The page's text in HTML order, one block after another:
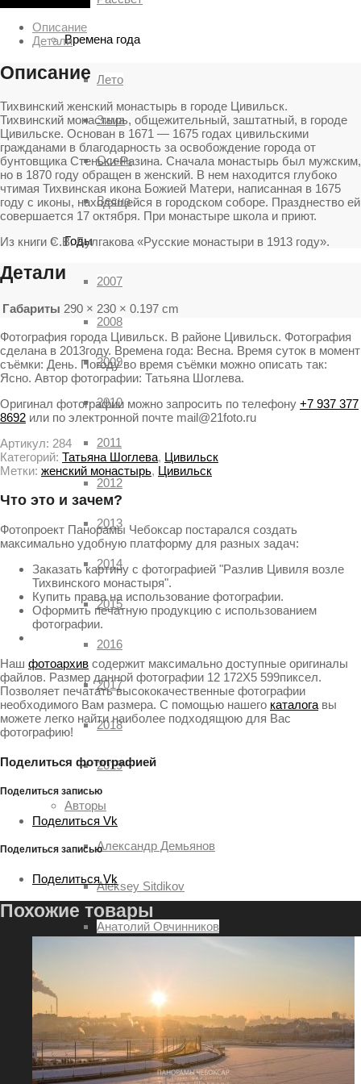
Времена года
Лето
Зима
Осень
Весна
Годы
2007
2008
2009
2010
2011
2012
2013
2014
2015
2016
2017
2018
2019
Авторы
Александр Демьянов
Aleksey Sitdikov
Анатолий Овчинников
Илья Степанов
Павел Ртищев
Описание
Детали
Описание
Тихвинский женский монастырь в городе Цивильск.
Тихвинский монастырь, общежительный, заштатный, в городе
Цивильске. Основан в 1671 — 1675 годах цивильскими
гражданами в благодарность за освобождение города от
бунтовщика Стеньки-Разина. Сначала монастырь был мужским,
но в 1870 году обращен в женский. В нем находится глубоко
чтимая Тихвинская икона Божией Матери, написанная в 1675
году с иконы, находящейся в городском соборе. Празднество ей
совершается 17 октября. При монастыре школа и приют.
Из книги С.В. Булгакова «Русские монастыри в 1913 году».
Детали
Габариты 290 × 230 × 0.197 cm
Фотография города Цивильск. В районе Цивильск. Фотография
сделана в 2013году. Времена года: Весна. Время суток в момент
съёмки: День. Погоду во время съёмки можно описать так:
Ясно. Автор фотографии: Татьяна Шоглева.
Оригинал фотографии можно запросить по телефону +7 937 377
8692 или по электронной почте mail@21foto.ru
Артикул: 284
Категорий: Татьяна Шоглева, Цивильск
Метки: женский монастырь, Цивильск
Что это и зачем?
Фотопроект Панорамы Чебоксар постарался создать
максимально удобную платформу для разных задач:
Заказать картину с фотографией "Разлив Цивиля возле
Тихвинского монастыря".
Купить права на использование фотографии.
Оформить печатную продукцию с использованием
фотографии.
Наш фотоархив содержит максимально доступные оригиналы
файлов. Размер данной фотографии 12 172X5 599пиксел.
Позволяет печатать высококачественные фотографии
необходимого Вам размера. С помощью нашего каталога вы
можете легко найти наиболее подходящюю для Вас
фотографию!
Поделиться фотографией
Поделиться записью
Поделиться Vk
Поделиться записью
Поделиться Vk
Похожие товары